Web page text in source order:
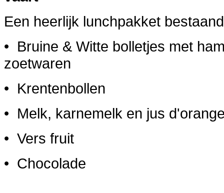
Een heerlijk lunchpakket
• Bruine & Witte bolletjes met
zoetwaren
• Krentenbollen
• Melk, karnemelk en jus
• Vers fruit
• Chocolade